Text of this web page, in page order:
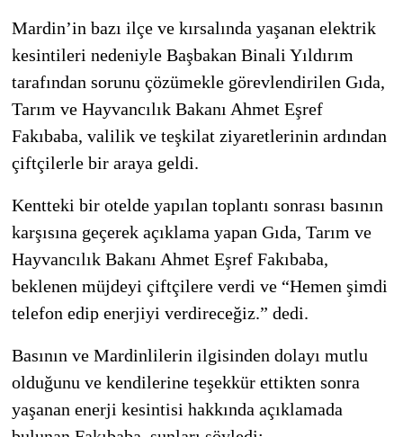
Mardin’in bazı ilçe ve kırsalında yaşanan elektrik
kesintileri nedeniyle Başbakan Binali Yıldırım
tarafından sorunu çözümekle görevlendirilen Gıda,
Tarım ve Hayvancılık Bakanı Ahmet Eşref
Fakıbaba, valilik ve teşkilat ziyaretlerinin ardından
çiftçilerle bir araya geldi.
Kentteki bir otelde yapılan toplantı sonrası basının
karşısına geçerek açıklama yapan Gıda, Tarım ve
Hayvancılık Bakanı Ahmet Eşref Fakıbaba,
beklenen müjdeyi çiftçilere verdi ve “Hemen şimdi
telefon edip enerjiyi verdireceğiz.” dedi.
Basının ve Mardinlilerin ilgisinden dolayı mutlu
olduğunu ve kendilerine teşekkür ettikten sonra
yaşanan enerji kesintisi hakkında açıklamada